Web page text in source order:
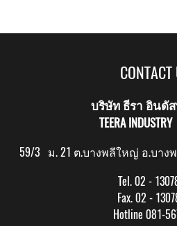
CONTACT
บริษัท ธีรา อินดั
TEERA
59/3 ม. 21 ต.บางพลีใหญ่ อ.บาง
Tel. 02 -
Fax. 02 -
Hotline 081-